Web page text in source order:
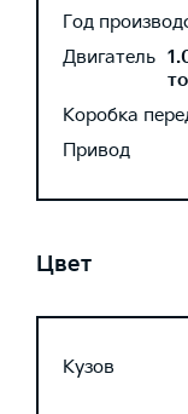
Год
Двигатель
Коробка
Привод
Цвет
Кузов